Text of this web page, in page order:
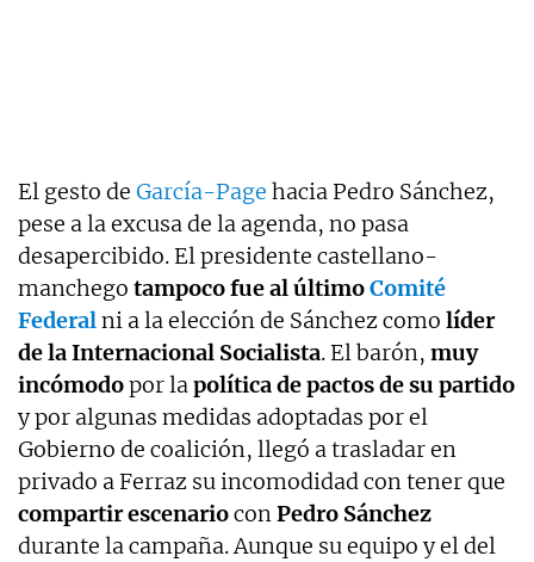
El gesto de García-Page hacia Pedro Sánchez,
pese a la excusa de la agenda, no pasa
desapercibido. El presidente castellano-
manchego tampoco fue al últimoComité
Federal ni a la elección de Sánchez como líder
de la Internacional Socialista. El barón, muy
incómodopor la política de pactos de su partido
y por algunas medidas adoptadas por el
Gobierno de coalición, llegó a trasladar en
privado a Ferraz su incomodidad con tener que
compartir escenariocon Pedro Sánchez
durante la campaña. Aunque su equipo y el del